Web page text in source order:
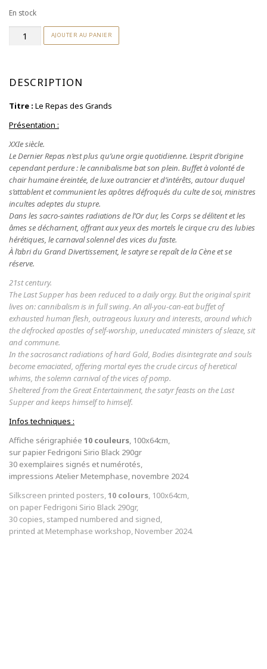
En stock
quantité
sérigraphie
AJOUTER AU PANIER
DESCRIPTION
Titre : Le Repas des Grands
Présentation :
XXIe siècle.
Le Dernier Repas n’est plus qu’une orgie quotidienne. L’esprit d’origine
cependant perdure : le cannibalisme bat son plein. Buffet à volonté de
chair humaine éreintée, de luxe outrancier et d’intérêts, autour duquel
s’attablent et communient les apôtres défroqués du culte de soi, ministres
incultes adeptes du stupre.
Dans les sacro-saintes radiations de l’Or dur, les Corps se délitent et les
âmes se décharnent, offrant aux yeux des mortels le cirque cru des lubies
hérétiques, le carnaval solennel des vices du faste.
À l’abri du Grand Divertissement, le satyre se repaît de la Cène et se
réserve.
21st century.
The Last Supper has been reduced to a daily orgy. But the original spirit
lives on: cannibalism is in full swing. An all-you-can-eat buffet of
exhausted human flesh, outrageous luxury and interests, around which
the defrocked apostles of self-worship, uneducated ministers of sleaze, sit
and commune.
In the sacrosanct radiations of hard Gold, Bodies disintegrate and souls
become emaciated, offering mortal eyes the crude circus of heretical
whims, the solemn carnival of the vices of pomp.
Sheltered from the Great Entertainment, the satyr feasts on the Last
Supper and keeps himself to himself.
Infos techniques :
Affiche sérigraphiée 10 couleurs, 100x64cm,
sur papier Fedrigoni Sirio Black 290gr
30 exemplaires signés et numérotés,
impressions Atelier Metemphase, novembre 2024.
Silkscreen printed posters,10 colours, 100x64cm,
on paper Fedrigoni Sirio Black 290gr,
30 copies, stamped numbered and signed,
printed at Metemphase workshop, November 2024.